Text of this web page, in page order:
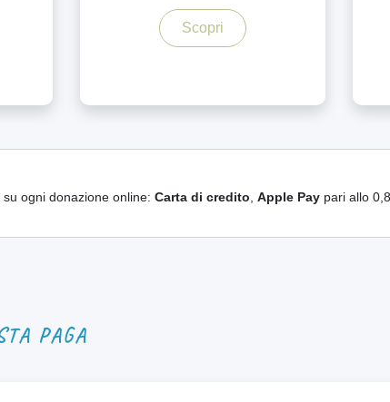
Scopri
ogni donazione online: Carta di credito Apple Pay pari allo
TA PAGA